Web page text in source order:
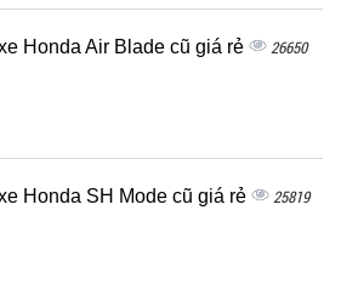
Honda Air Blade cũ giá rẻ 26650
Honda SH Mode cũ giá rẻ 25819